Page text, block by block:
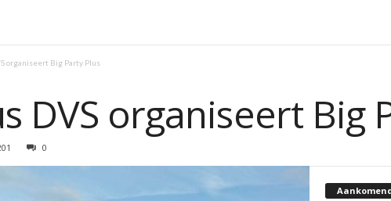
organiseert Big Party Plus
DVS organiseert Big
0